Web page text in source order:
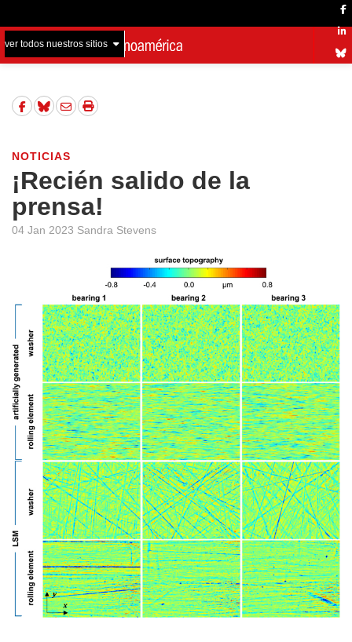
ver todos nuestros sitios
NOTICIAS
¡Recién salido de la
prensa!
04 Jan 2023 Sandra Stevens